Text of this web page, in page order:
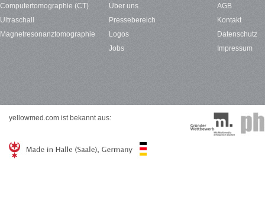
Computertomographie (CT)
Ultraschall
Magnetresonanztomographie
Über uns
Pressebereich
Logos
Jobs
AGB
Kontakt
Datenschutz
Impressum
yellowmed.com ist bekannt aus: